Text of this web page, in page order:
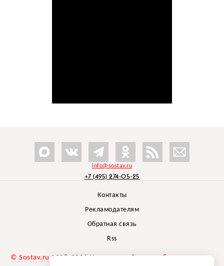
info@sostav.ru
+7 (495) 274-05-25
Контакты
Рекламодателям
Обратная связь
Rss
© Sostav.ru 1998-2026 Независимый проектбрендингового